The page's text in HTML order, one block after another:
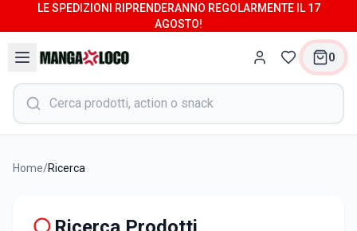
LE SPEDIZIONI RIPRENDERANNO REGOLARMENTE IL 17
AGOSTO!
0
Home/Ricerca